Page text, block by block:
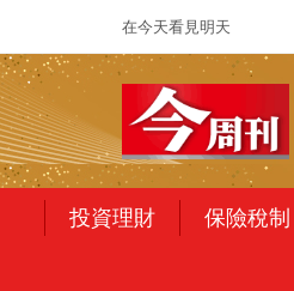
在今天看見明天
投資理財 保險稅制